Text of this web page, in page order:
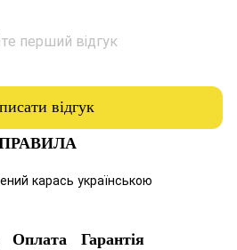
перший відгук
відгук
карась українською
Оплата Гарантія